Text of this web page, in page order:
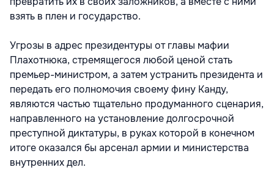
взять в плен и государство.
Угрозы в адрес президентуры от главы мафии
Плахотнюка, стремящегося любой ценой стать
премьер-министром, а затем устранить президента и
передать его полномочия своему фину Канду,
являются частью тщательно продуманного сценария,
направленного на установление долгосрочной
преступной диктатуры, в руках которой в конечном
итоге оказался бы арсенал армии и министерства
внутренних дел.